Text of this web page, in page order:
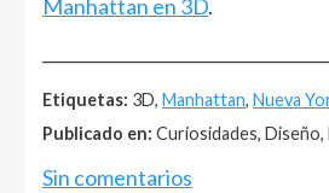
Manhattan en 3D.
Etiquetas: 3D, Manhattan, Nueva
Publicado en: Curiosidades,
Sin comentarios